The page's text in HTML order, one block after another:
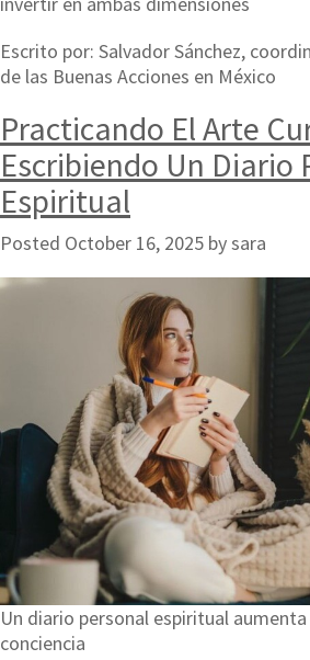
Escrito por: Salvador Sánchez,
de las Buenas Acciones en México
Practicando El Arte
Escribiendo Un Diario
Espiritual
Posted October 16, 2025 bysara
Un diario personal espiritual
conciencia